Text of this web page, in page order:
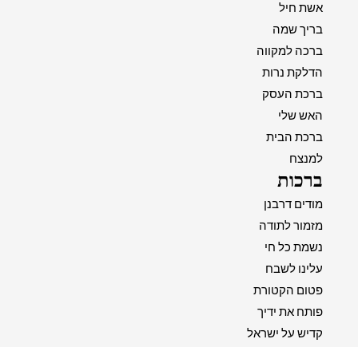
אשת חיל
בריך שמה
ברכה למקווה
הדלקת נרות
ברכת העסק
האש שלי
ברכת הבית
למנצח
ברכות
מודים דרבנן
מזמור לתודה
נשמת כל חי
עלינו לשבח
פטום הקטורת
פותח את ידיך
קדיש על ישראל